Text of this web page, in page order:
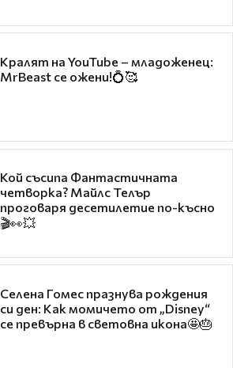
Кралят на YouTube – младоженец:
MrBeast се ожени!💍🥰
Кой съсипа Фантастичната
четворка? Майлс Телър
проговаря десетилетие по-късно
🎬👀💥
Селена Гомес празнува рождения
си ден: Как момичето от „Disney“
се превърна в световна икона🤩🎂